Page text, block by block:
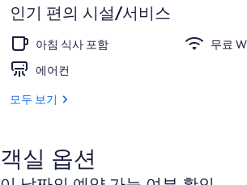
패밀리룸 | 발
기
인기 편의 시설/서비스
아침 식사 포함
무료
에어컨
모두 보기
객실 옵션